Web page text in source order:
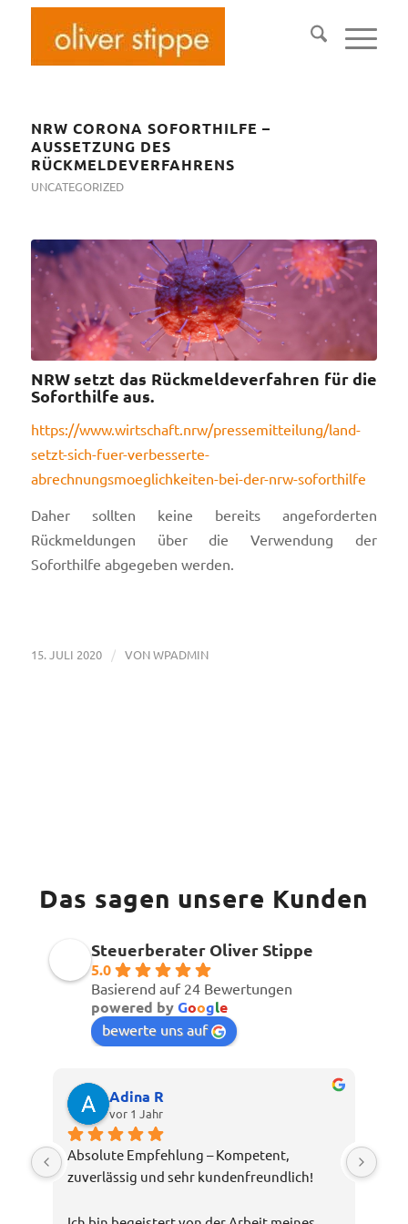
NRW CORONA SOFORTHILFE –
AUSSETZUNG DES
RÜCKMELDEVERFAHRENS
UNCATEGORIZED
NRW setzt das Rückmeldeverfahren für die
Soforthilfe aus.
https://www.wirtschaft.nrw/pressemitteilung/land-
setzt-sich-fuer-verbesserte-
abrechnungsmoeglichkeiten-bei-der-nrw-soforthilfe
Daher sollten keine bereits angeforderten
Rückmeldungen über die Verwendung der
Soforthilfe abgegeben werden.
15. JULI 2020 / VONWPADMIN
Das sagen unsere Kunden
Steuerberater Oliver Stippe
5.0
Basierend auf 24 Bewertungen
powered byGoogle
bewerte uns auf
Adina R
vor 1 Jahr
Absolute Empfehlung – Kompetent,
zuverlässig und sehr kundenfreundlich!